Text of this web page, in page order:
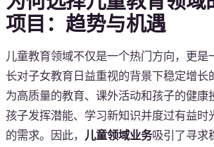
项目：趋势与机遇
儿童教育领域不仅是一个热门方向，更是
长对子女教育日益重视的背景下稳定增长
为高质量的教育、课外活动和孩子的健康
孩子发挥潜能、学习新知识并度过有益时
的需求。因此，
儿童领域业务吸引了寻求